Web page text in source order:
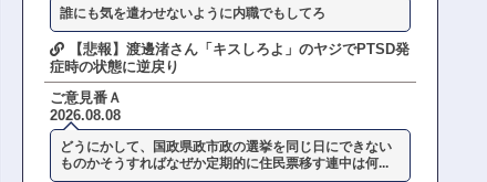
誰にも気を遣わせないように内職でもしてろ
【悲報】渡邊渚さん「キスしろよ」のヤジでPTSD発
症時の状態に逆戻り
ご意見番Ａ
2026.08.08
どうにかして、国政県政市政の選挙を同じ日にできない
ものかそうすればなぜか定期的に住民票移す連中は何...